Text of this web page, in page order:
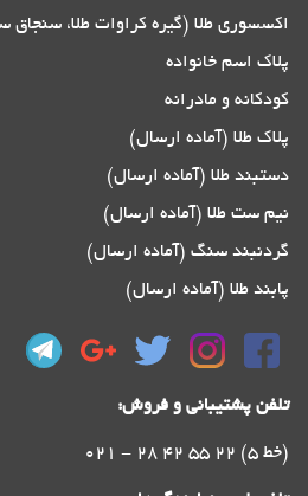
اکسسوری طلا (گیره کراوات طلا، سنجاق
پلاک اسم خانواده
کودکانه و مادرانه
پلاک طلا (آماده ارسال)
دستبند طلا (آماده ارسال)
نیم ست طلا (آماده ارسال)
گردنبند سنگ (آماده ارسال)
پابند طلا (آماده ارسال)
تلفن پشتیبانی و فروش:
021 - 28 42 55 22 (5 خط)